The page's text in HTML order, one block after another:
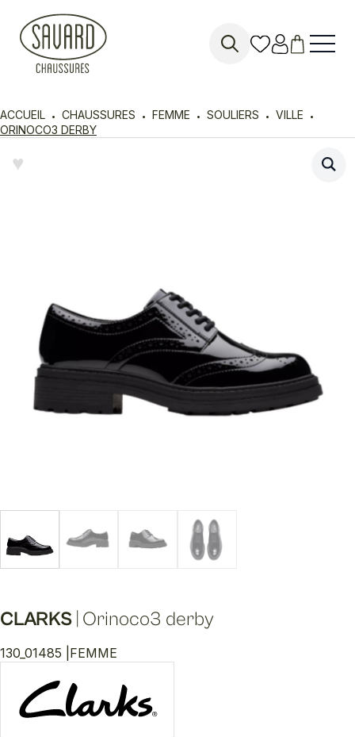
ACCUEIL CHAUSSURES FEMME SOULIERS
VILLE
ORINOCO3 DERBY
♥︎
CLARKS Orinoco3 derby
130_01485 | FEMME